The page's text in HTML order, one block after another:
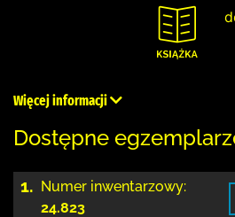
Więcej informacji
Dostępne
1. Numer inwentarzowy:
24.823